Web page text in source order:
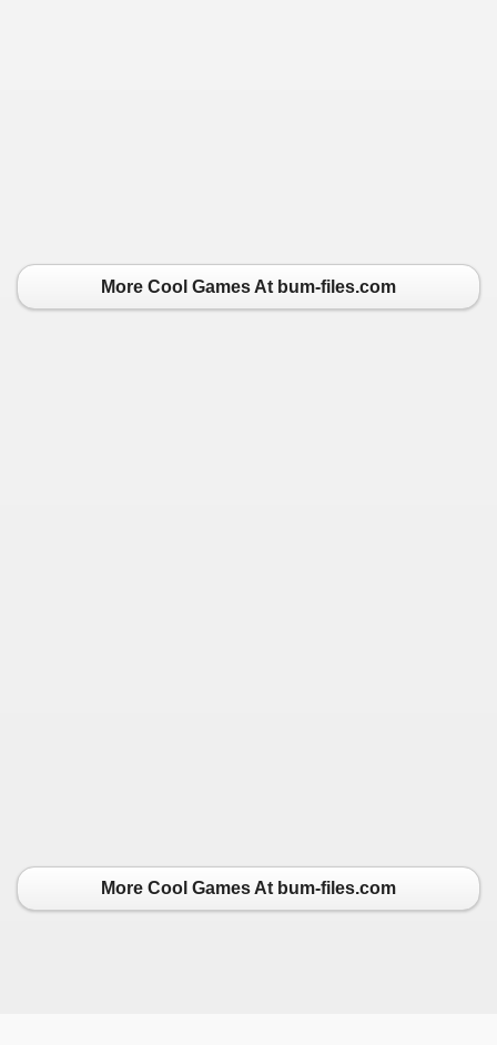
More Cool Games At bum-files.com
More Cool Games At bum-files.com